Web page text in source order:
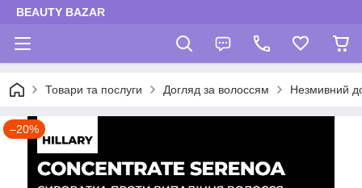
BEAUTY BAZAR
Товари та послуги Догляд за волоссям Незмивний
–20%